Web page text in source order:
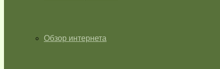
Обзор интернета